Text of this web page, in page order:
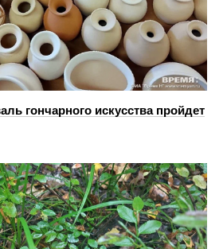
гончарного искусства пройдет